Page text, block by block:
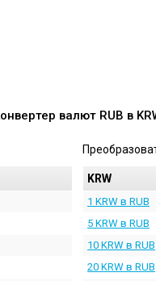
валют RUB в
KRW
1 KRW в RUB
5 KRW в RUB
10 KRW в RUB
20 KRW в RUB